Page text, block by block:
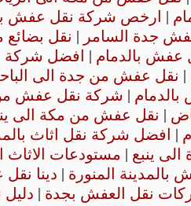
| ارخص شركة نقل عفش
جدة السامر | نقل
بالدمام | افضل
| نقل عفش من جدة الى
| شركة نقل عفش من
| نقل عفش من مكة الى
| افضل شركة نقل اثاث
ينبع | مستودعات الاثاث
المنورة | دينا
نقل العفش بجدة |